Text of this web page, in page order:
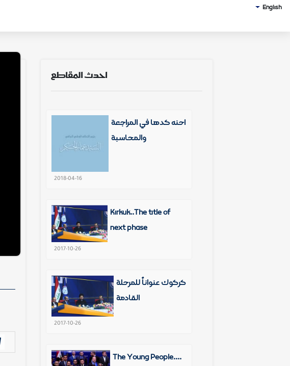
English
احدث المقاطع
احنه گدها في المراجعة
والمحاسبة
2018-04-16
Kirkuk..The title of
next phase
2017-10-26
كركوك عنواناً للمرحلة
القادمة
2017-10-26
The Young People....